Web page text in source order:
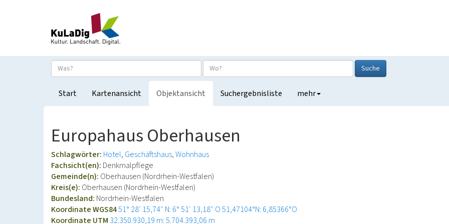
Suche
Start Kartenansicht Objektansicht Suchergebnisliste mehr
Europahaus Oberhausen
Schlagwörter: Hotel Geschäftshaus Wohnhaus
Fachsicht(en): Denkmalpflege
Gemeinde(n): Oberhausen (Nordrhein-Westfalen)
Kreis(e): Oberhausen (Nordrhein-Westfalen)
Bundesland: Nordrhein-Westfalen
Koordinate WGS8451° 28′ 15,74″ N: 6° 51′ 13,18″ O51,47104°N: 6,85366°O
Koordinate UTM 32.350.930,19 m: 5.704.393,06 m